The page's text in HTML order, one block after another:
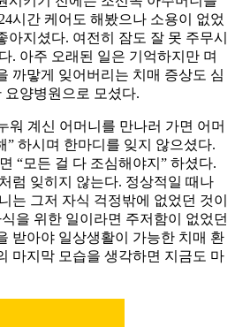
시간 케어도 해봤으나 소용이 없었
아지셨다. 여전히 잠도 잘 못 주무시
. 아주 오래된 일은 기억하지만 며
까맣게 잊어버리는 치매 증상도 심
양병원으로 모셨다.
워 계신 어머니를 만나러 가면 어머
” 하시며 한마디를 잊지 않으셨다.
“모든 걸 다 조심해야지” 하셨다.
럼 잊히지 않는다. 정상적일 때나
는 그저 자식 걱정밖에 없었던 것이
을 위한 일이라면 주저함이 없었던
받아야 일상생활이 가능한 치매 환
마지막 모습을 생각하면 지금도 마